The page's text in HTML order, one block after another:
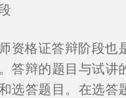
资格证答辩阶段也
答辩的题目与试讲
选答题目。在选答